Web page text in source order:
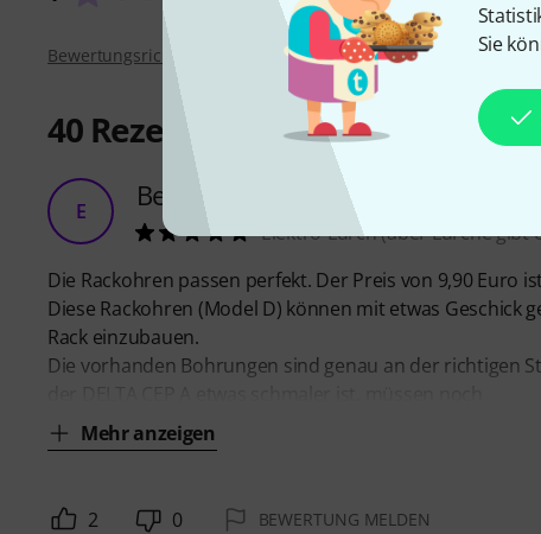
Sie
Bewertungsrichtlinien
40 Rezensionen
E Behringer Eurorack Ohren für
Elektro-Lurch (aber Lurche gibt
Die Rackohren passen perfekt. Der Preis von 9,90 Euro
Diese Rackohren (Model D) können mit etwas Geschick
Rack einzubauen.
Die vorhanden Bohrungen sind genau an der richtigen
Mehr anzeigen
2 0 BEWERTUNG MELDEN